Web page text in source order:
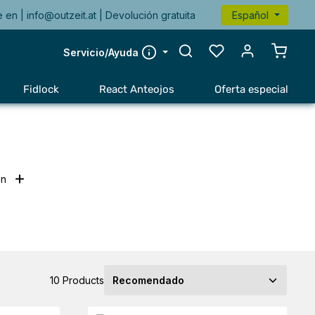
en |info@outzeit.at | Devolución gratuita Español
Servicio/Ayuda
El
Fidlock React Anteojos Oferta especial
10 Products